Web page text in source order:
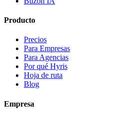
Producto
Precios
Para Empresas
Para Agencias
Por qué Hyris
Hoja de ruta
Blog
Empresa